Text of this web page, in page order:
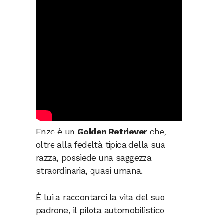
Enzo è un Golden Retrieverche,
oltre alla fedeltà tipica della sua
razza, possiede una saggezza
straordinaria, quasi umana.
È lui a raccontarci la vita del suo
padrone, il pilota automobilistico